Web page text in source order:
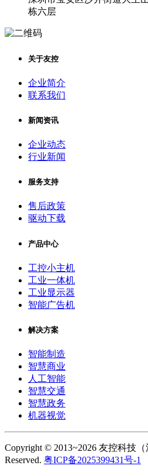
栋六层
关于友控
企业简介
联系我们
新闻资讯
企业动态
行业新闻
服务支持
售后政策
驱动下载
产品中心
工控小主机
工业一体机
工业显示器
智能广告机
解决方案
智能制造
智慧商业
人工智能
智慧交通
智慧政务
机器视觉
Copyright © 2013~2026 友控科技
Reserved. 粤ICP备2025399431号-1